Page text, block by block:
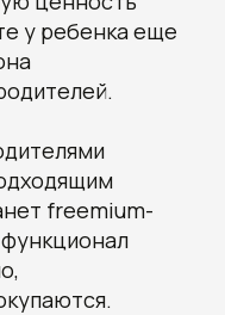
у ребенка еще
freemium-